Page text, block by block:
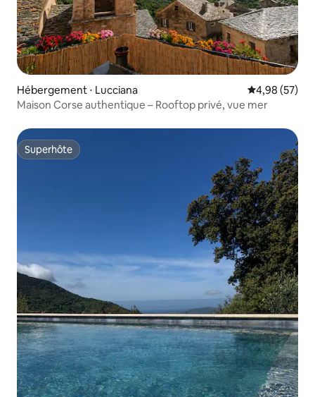
Hébergement ⋅ Lucciana Évaluation
4,98 (57)
Maison Corse authentique – Rooftop privé, vue mer
Superhôte
Superhôte